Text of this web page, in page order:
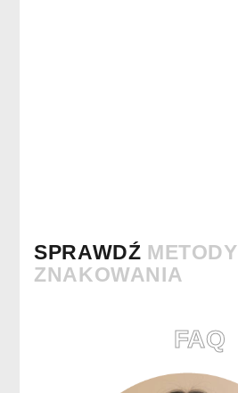
SPRAWDŹ METODY
ZNAKOWANIA
FAQ